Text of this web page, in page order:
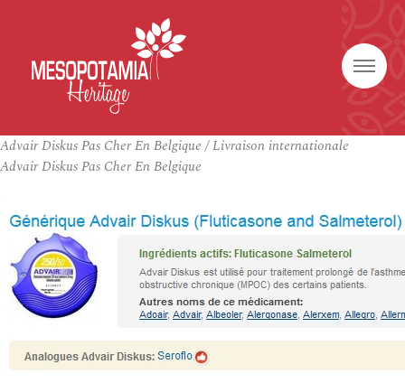
Advair Diskus Pas Cher En Belgique / Livraison internationale
Advair Diskus Pas Cher En Belgique